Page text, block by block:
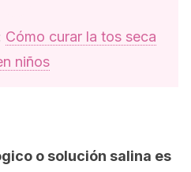
Cómo curar la tos seca
niños
o solución salina es